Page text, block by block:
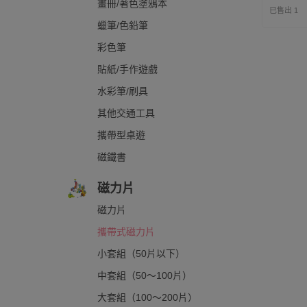
畫冊/著色塗鴉本
蠟筆/色鉛筆
彩色筆
貼紙/手作遊戲
水彩筆/刷具
其他交通工具
攜帶型桌遊
磁鐵書
磁力片
磁力片
攜帶式磁力片
小套組（50片以下）
中套組（50～100片）
大套組（100～200片）
已售出 1